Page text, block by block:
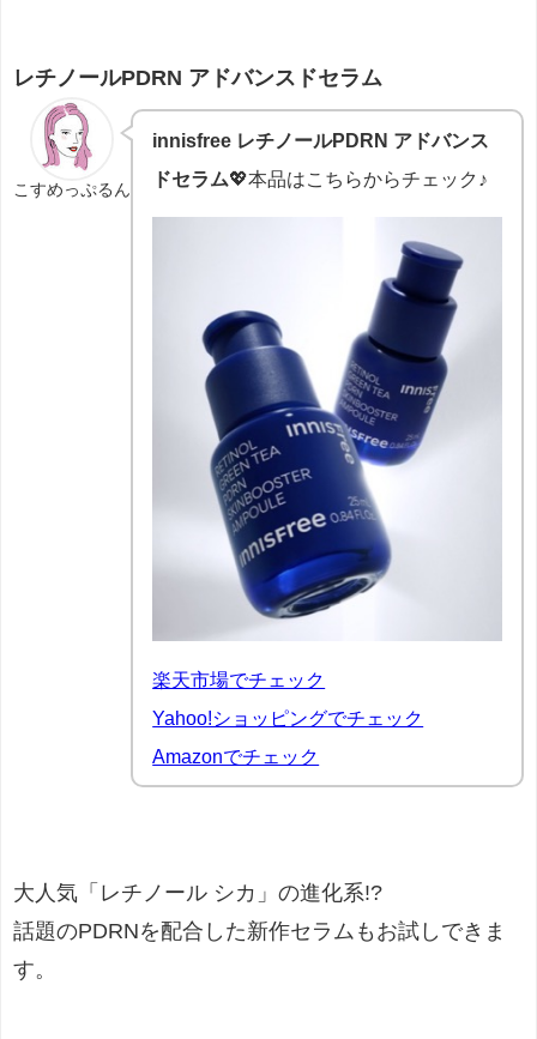
レチノールPDRN アドバンスドセラム
こすめっぷるん
innisfree レチノールPDRN アドバンス
ドセラム💖本品はこちらからチェック♪
楽天市場でチェック
Yahoo!ショッピングでチェック
Amazonでチェック
大人気「レチノール シカ」の進化系!?
話題のPDRNを配合した新作セラムもお試しできま
す。